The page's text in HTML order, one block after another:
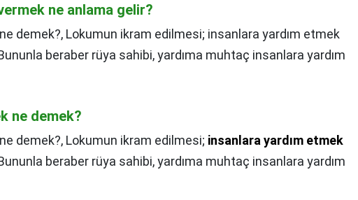
ne anlama gelir?
demek?, Lokumun ikram edilmesi; insanlara yardım etmek
beraber rüya sahibi, yardıma muhtaç insanlara yardım
ne demek?
demek?, Lokumun ikram edilmesi; insanlara yardım etmek
beraber rüya sahibi, yardıma muhtaç insanlara yardım